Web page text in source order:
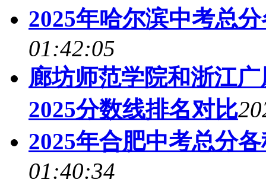
2025年哈尔滨中考总
01:42:05
廊坊师范学院和浙江
2025分数线排名对比
2025年合肥中考总分
01:40:34